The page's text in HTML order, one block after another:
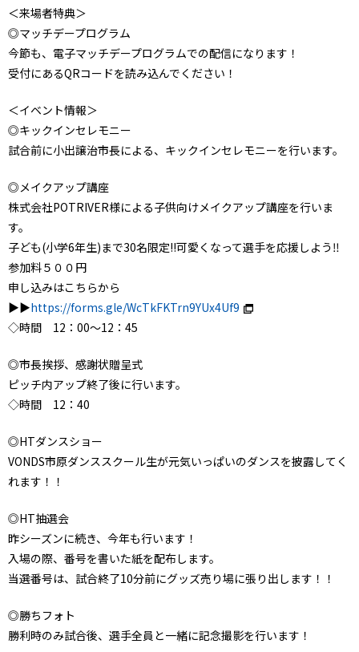
＜来場者特典＞
◎マッチデープログラム
今節も、電子マッチデープログラムでの配信になります！
受付にあるQRコードを読み込んでください！
＜イベント情報＞
◎キックインセレモニー
試合前に小出譲治市長による、キックインセレモニーを行います。
◎メイクアップ講座
株式会社POTRIVER様による子供向けメイクアップ講座を行いま
す。
子ども(小学6年生)まで30名限定!!可愛くなって選手を応援しよう‼
参加料５００円
申し込みはこちらから
▶︎▶︎https://forms.gle/WcTkFKTrn9YUx4Uf9
◇時間 12：00～12：45
◎市長挨拶、感謝状贈呈式
ピッチ内アップ終了後に行います。
◇時間 12：40
◎HTダンスショー
VONDS市原ダンススクール生が元気いっぱいのダンスを披露してく
れます！！
◎HT抽選会
昨シーズンに続き、今年も行います！
入場の際、番号を書いた紙を配布します。
当選番号は、試合終了10分前にグッズ売り場に張り出します！！
◎勝ちフォト
勝利時のみ試合後、選手全員と一緒に記念撮影を行います！